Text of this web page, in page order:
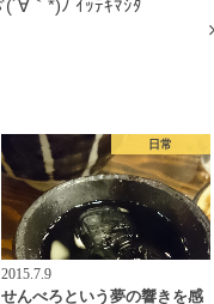
｀*)ﾉ ｲｯﾃｷﾏｼﾀ
日常
2015.7.9
せんべろという夢の響きを感